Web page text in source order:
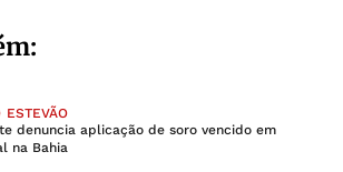
ESTEVÃO
denuncia aplicação de soro vencido em
na Bahia